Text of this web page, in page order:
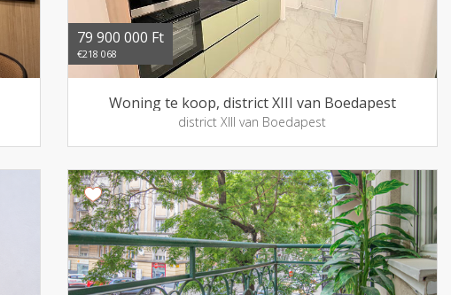
79 900 000 Ft
€218 068
Woning te koop, district XIII van Boedapest
district XIII van Boedapest